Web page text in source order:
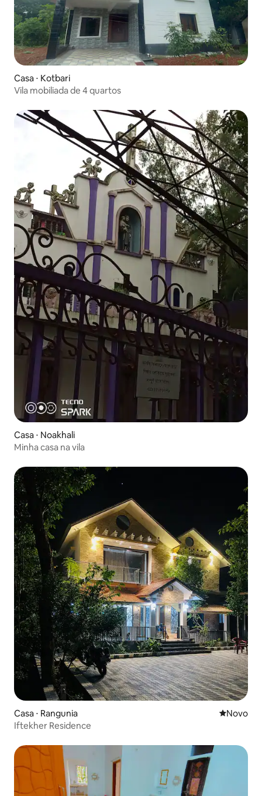
Casa ⋅ Kotbari
Vila mobiliada de 4 quartos
Casa ⋅ Noakhali
Minha casa na vila
Casa ⋅ Rangunia Novo
Novo
Iftekher Residence